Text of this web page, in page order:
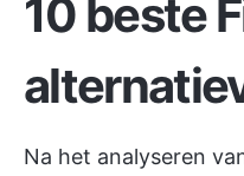
10 beste
Na het analyseren